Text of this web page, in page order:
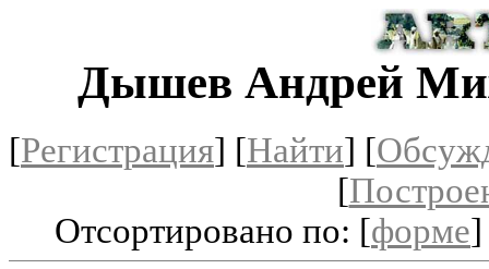
Дышев Андрей
[Регистрация] [Найти] [
[
Отсортировано по: [форме